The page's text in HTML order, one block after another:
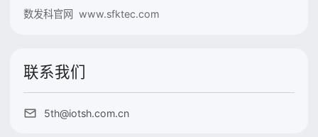
数发科官网 www.sfktec.com
联系我们
5th@iotsh.com.cn